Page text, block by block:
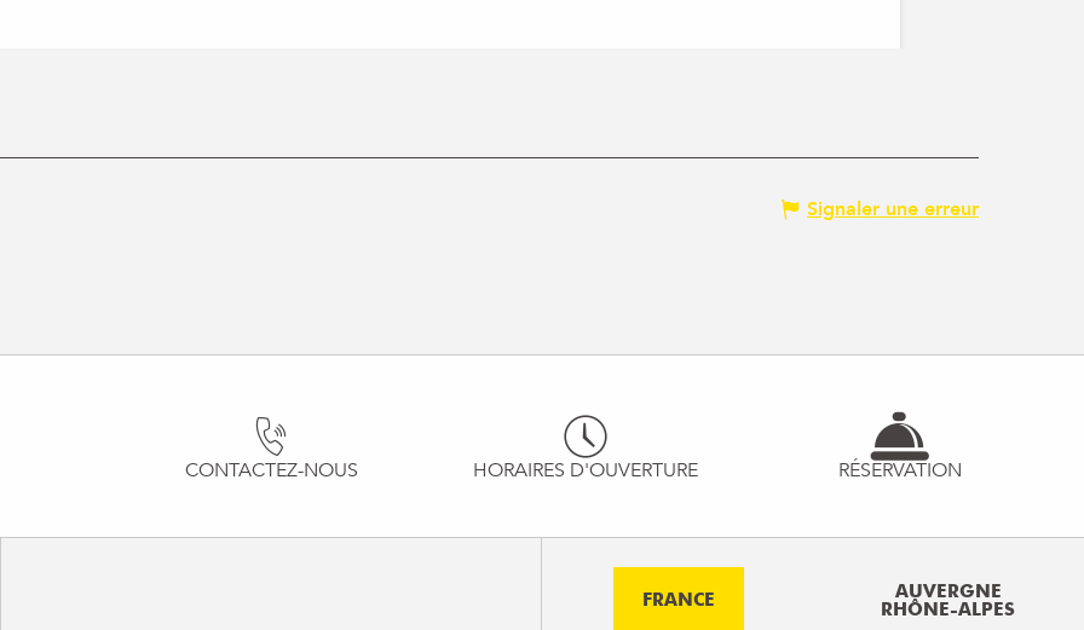
Signaler une erreur
CONTACTEZ-NOUS HORAIRES D'OUVERTURE RÉSERVATION
FRANCE
AUVERGNE
RHÔNE-ALPES